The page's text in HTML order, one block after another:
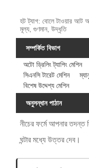
হট ট্যাগ: বোলে টাওয়ার আট
মূল্য, গুণমান, উদ্ধৃতি
সম্পর্কিত বিভাগ
অটো ড্রিলিং ট্যাপিং মেশিন
সিএনসি টারেট মেশিন
বিশেষ উদ্দেশ্য মেশিন
অনুসন্ধান পাঠান
নীচের ফর্মে আপনার তদন্ত
ঘন্টার মধ্যে উত্তর দেব।